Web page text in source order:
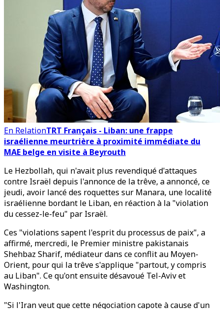
En RelationTRT Français - Liban: une frappe
israélienne meurtrière à proximité immédiate du
MAE belge en visite à Beyrouth
Le Hezbollah, qui n'avait plus revendiqué d'attaques
contre Israël depuis l'annonce de la trêve, a annoncé, ce
jeudi, avoir lancé des roquettes sur Manara, une localité
israélienne bordant le Liban, en réaction à la "violation
du cessez-le-feu" par Israël.
Ces "violations sapent l'esprit du processus de paix", a
affirmé, mercredi, le Premier ministre pakistanais
Shehbaz Sharif, médiateur dans ce conflit au Moyen-
Orient, pour qui la trêve s'applique "partout, y compris
au Liban". Ce qu'ont ensuite désavoué Tel-Aviv et
Washington.
"Si l'Iran veut que cette négociation capote à cause d'un